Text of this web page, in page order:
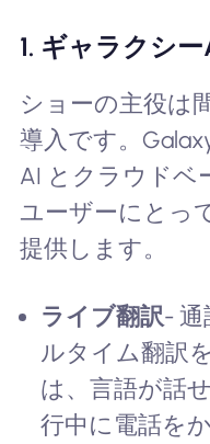
1. ギャラクシー
ショーの主役は
導入です。
AI とクラウドベ
ユーザーにとっ
提供します。
ライブ翻訳-
ルタイム翻訳
は、言語が話
行中に電話を